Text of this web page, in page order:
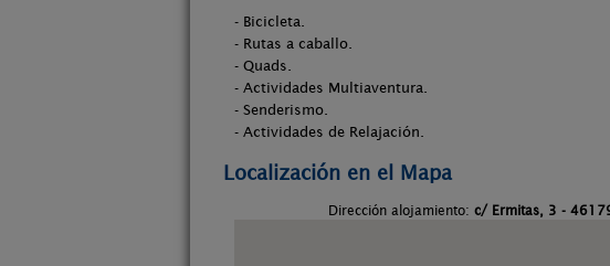
- Bicicleta.
- Rutas a caballo.
- Quads.
- Actividades Multiaventura.
- Senderismo.
- Actividades de Relajación.
Localización en el Mapa
Dirección alojamiento: c/ Ermitas, 3 -